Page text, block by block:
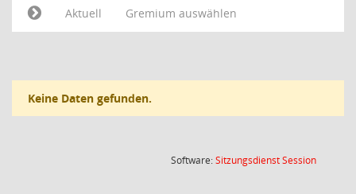
Aktuell
Gremium auswählen
Keine Daten gefunden.
Software:SitzungsdienstSession(Wird in